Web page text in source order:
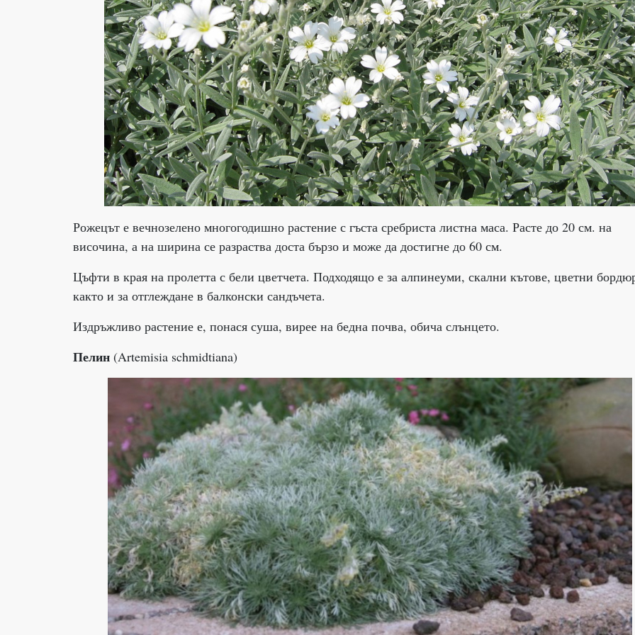
Рожецът е вечнозелено многогодишно растение с гъста сребриста листна маса. Расте до 20 см. на
височина, а на ширина се разраства доста бързо и може да достигне до 60 см.
Цъфти в края на пролетта с бели цветчета. Подходящо е за алпинеуми, скални кътове, цветни
както и за отглеждане в балконски сандъчета.
Издръжливо растение е, понася суша, вирее на бедна почва, обича слънцето.
Пелин(Artemisia schmidtiana)